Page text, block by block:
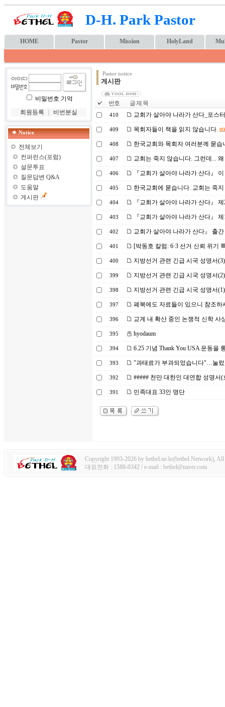
D-H. Park Pastor
HOME Pastor Mission HolyLand
비밀번호 기억
회원등록
비번분실
Notice
전체보기
컨퍼런스(포럼)
설문투표
질문답변 Q&A
도움말
게시판
Pastor notice
게시판
번호 글 제 목
410 교회가 살아야 나라가 산다_포스터
409 목회자들이 책을 읽지 않습니다.
408 한국교회와 목회자 여러분께 묻
407 교회는 죽지 않습니다. 그런데...
406 『교회가 살아야 나라가 산다』
405 한국교회에 묻습니다. 교회는 죽
404 『교회가 살아야 나라가 산다』
403 『교회가 살아야 나라가 산다』
402 교회가 살아야 나라가 산다』 출
401 [박동호 칼럼: 6·3 선거 신뢰 위기
400 지방선거 관련 긴급 시국 성명서(3)
399 지방선거 관련 긴급 시국 성명서(2)
398 지방선거 관련 긴급 시국 성명서(1)
397 폐북에도 자료들이 있으니 참조하
396 교계 내 확산 중인 논쟁적 신학 사
395 hyodaum
394 6.25 기념 Thank You USA 운동을
393 "과태료가 부과되었습니다"…눌
392 ##### 천만 대한인 대연합 성명서
391 민족대표 33인 명단
Copyright 1993-2026 by bethel.ne.kr(bethel Network), All
대표전화 : 1588-0342 / e-mail : bethel@naver.com